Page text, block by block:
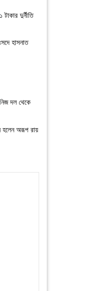
টাকার দুর্নীতি
হাসনাত
নিজ দল থেকে
হলেন অরূপ রায়